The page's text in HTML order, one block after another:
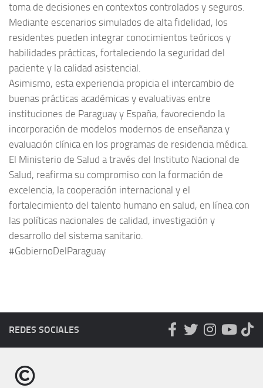
toma de decisiones en contextos controlados y seguros.
Mediante escenarios simulados de alta fidelidad, los
residentes pueden integrar conocimientos teóricos y
habilidades prácticas, fortaleciendo la seguridad del
paciente y la calidad asistencial.
Asimismo, esta experiencia propicia el intercambio de
buenas prácticas académicas y evaluativas entre
instituciones de Paraguay y España, favoreciendo la
incorporación de modelos modernos de enseñanza y
evaluación clínica en los programas de residencia médica.
El Ministerio de Salud a través del Instituto Nacional de
Salud, reafirma su compromiso con la formación de
excelencia, la cooperación internacional y el
fortalecimiento del talento humano en salud, en línea con
las políticas nacionales de calidad, investigación y
desarrollo del sistema sanitario.
#GobiernoDelParaguay
REDES SOCIALES